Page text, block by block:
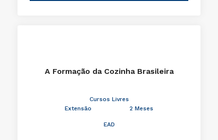
A Formação da Cozinha Brasileira
Cursos Livres
Extensão
2 Meses
EAD